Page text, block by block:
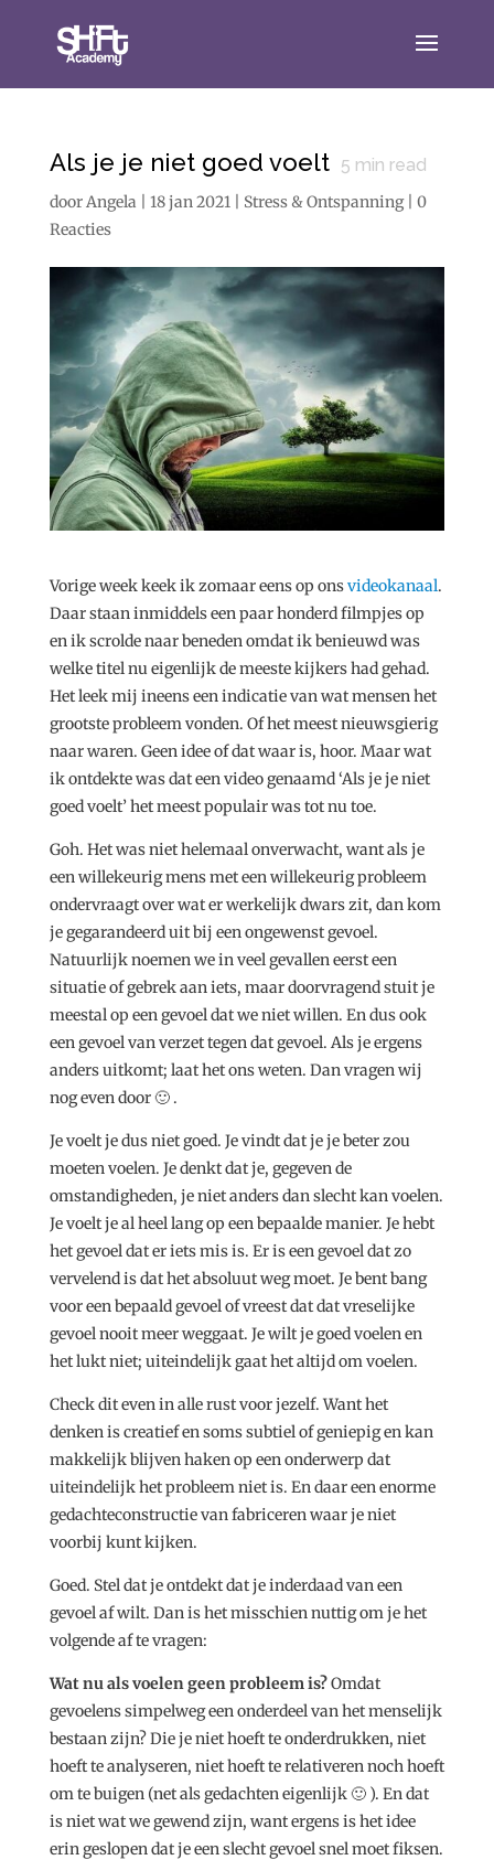
Als je je niet goed voelt 5 min read
doorAngela 18 jan 2021| Stress & Ontspanning| 0
Reacties
Vorige week keek ik zomaar eens op onsvideokanaal.
Daar staan inmiddels een paar honderd filmpjes op
en ik scrolde naar beneden omdat ik benieuwd was
welke titel nu eigenlijk de meeste kijkers had gehad.
Het leek mij ineens een indicatie van wat mensen het
grootste probleem vonden. Of het meest nieuwsgierig
naar waren. Geen idee of dat waar is, hoor. Maar wat
ik ontdekte was dat een video genaamd ‘Als je je niet
goed voelt’ het meest populair was tot nu toe.
Goh. Het was niet helemaal onverwacht, want als je
een willekeurig mens met een willekeurig probleem
ondervraagt over wat er werkelijk dwars zit, dan kom
je gegarandeerd uit bij een ongewenst gevoel.
Natuurlijk noemen we in veel gevallen eerst een
situatie of gebrek aan iets, maar doorvragend stuit je
meestal op een gevoel dat we niet willen. En dus ook
een gevoel van verzet tegen dat gevoel. Als je ergens
anders uitkomt; laat het ons weten. Dan vragen wij
nog even door 🙂 .
Je voelt je dus niet goed. Je vindt dat je je beter zou
moeten voelen. Je denkt dat je, gegeven de
omstandigheden, je niet anders dan slecht kan voelen.
Je voelt je al heel lang op een bepaalde manier. Je hebt
het gevoel dat er iets mis is. Er is een gevoel dat zo
vervelend is dat het absoluut weg moet. Je bent bang
voor een bepaald gevoel of vreest dat dat vreselijke
gevoel nooit meer weggaat. Je wilt je goed voelen en
het lukt niet; uiteindelijk gaat het altijd om voelen.
Check dit even in alle rust voor jezelf. Want het
denken is creatief en soms subtiel of geniepig en kan
makkelijk blijven haken op een onderwerp dat
uiteindelijk het probleem niet is. En daar een enorme
gedachteconstructie van fabriceren waar je niet
voorbij kunt kijken.
Goed. Stel dat je ontdekt dat je inderdaad van een
gevoel af wilt. Dan is het misschien nuttig om je het
volgende af te vragen:
Wat nu als voelen geen probleem is?Omdat
gevoelens simpelweg een onderdeel van het menselijk
bestaan zijn? Die je niet hoeft te onderdrukken, niet
hoeft te analyseren, niet hoeft te relativeren noch hoeft
om te buigen (net als gedachten eigenlijk 🙂 ). En dat
is niet wat we gewend zijn, want ergens is het idee
erin geslopen dat je een slecht gevoel snel moet fiksen.